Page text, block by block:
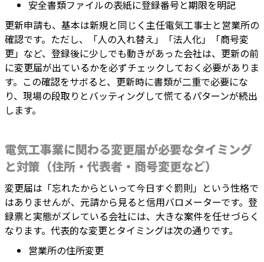
安全書類ファイルの表紙に登録番号と期限を明記
更新申請も、基本は新規と同じく主任電気工事士と営業所の
確認です。ただし、「人の入れ替え」「法人化」「商号変
更」など、登録後に少しでも動きがあった会社は、更新の前
に変更届が出ているかを必ずチェックしておく必要がありま
す。この確認をサボると、更新時に書類が二重で必要にな
り、現場の段取りとバッティングして慌てるパターンが続出
します。
電気工事業に関わる変更届が必要なタイミング
と対策（住所・代表者・商号変更など）
変更届は「忘れたからといって今日すぐ罰則」という性格で
はありませんが、元請から見ると信用バロメーターです。登
録票と実態がズレている会社には、大きな案件を任せづらく
なります。代表的な変更とタイミングは次の通りです。
営業所の住所変更